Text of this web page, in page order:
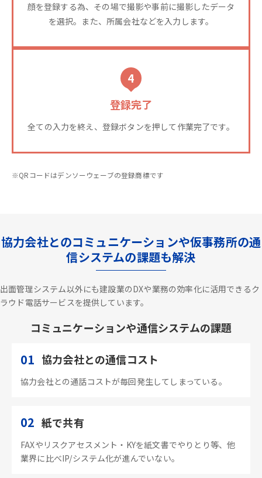
顔を登録する為、その場で撮影や事前に撮影したデータ
を選択。また、所属会社などを入力します。
4
登録完了
全ての入力を終え、登録ボタンを押して作業完了です。
※QRコードはデンソーウェーブの登録商標です
協力会社とのコミュニケーションや仮事務所の通
信システムの課題も解決
出面管理システム以外にも建設業のDXや業務の効率化に活用できるク
ラウド電話サービスを提供しています。
コミュニケーションや通信システムの課題
01 協力会社との通信コスト
協力会社との通話コストが毎回発生してしまっている。
02 紙で共有
FAXやリスクアセスメント・KYを紙文書でやりとり等、他
業界に比べIP/システム化が進んでいない。